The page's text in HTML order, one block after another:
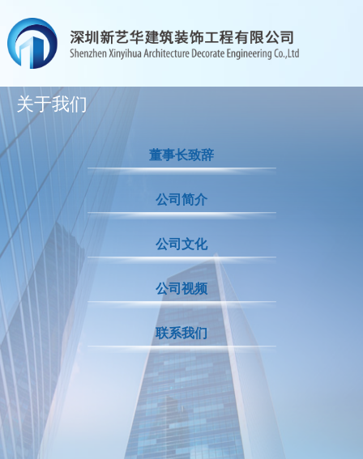
关于我们
董事长致辞
公司简介
公司文化
公司视频
联系我们